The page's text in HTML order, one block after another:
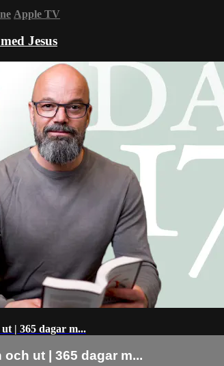
Apple TV
Jesus
| 365 dagar m...
och ut | 365 dagar m...